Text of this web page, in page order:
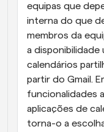
equipas que
interna do que
membros da
a
calendários
partir do Gmail.
funcionalidades
aplicações de
torna-o a